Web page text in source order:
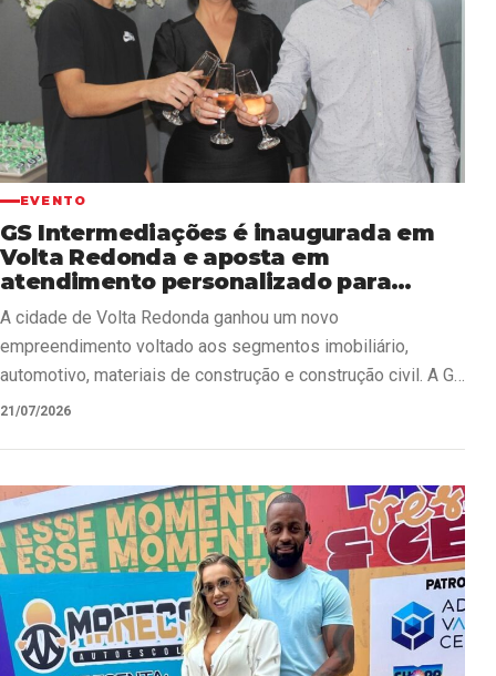
EVENTO
GS Intermediações é inaugurada em
Volta Redonda e aposta em
atendimento personalizado para
transformar negócios
A cidade de Volta Redonda ganhou um novo
empreendimento voltado aos segmentos imobiliário,
automotivo, materiais de construção e construção civil. A GS
Intermediações foi…
21/07/2026